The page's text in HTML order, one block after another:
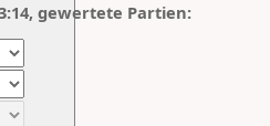
gewertete Partien: